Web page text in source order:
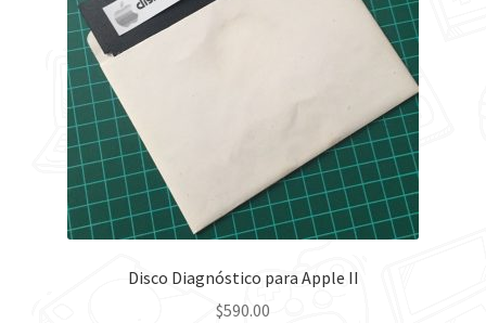
Contáctanos
Disco Diagnóstico para Apple II
$590.00